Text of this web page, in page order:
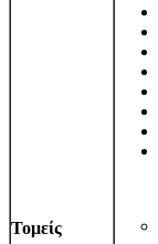
Τομείς